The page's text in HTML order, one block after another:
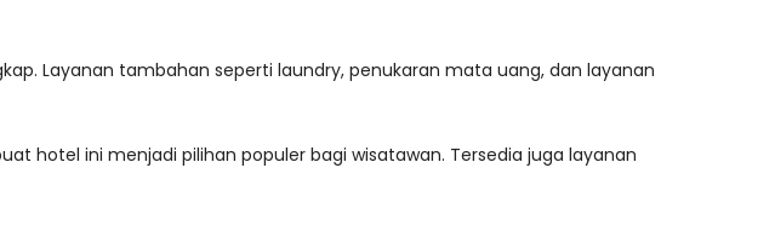
Layanan tambahan seperti laundry, penukaran mata uang, dan layanan
hotel ini menjadi pilihan populer bagi wisatawan. Tersedia juga layanan